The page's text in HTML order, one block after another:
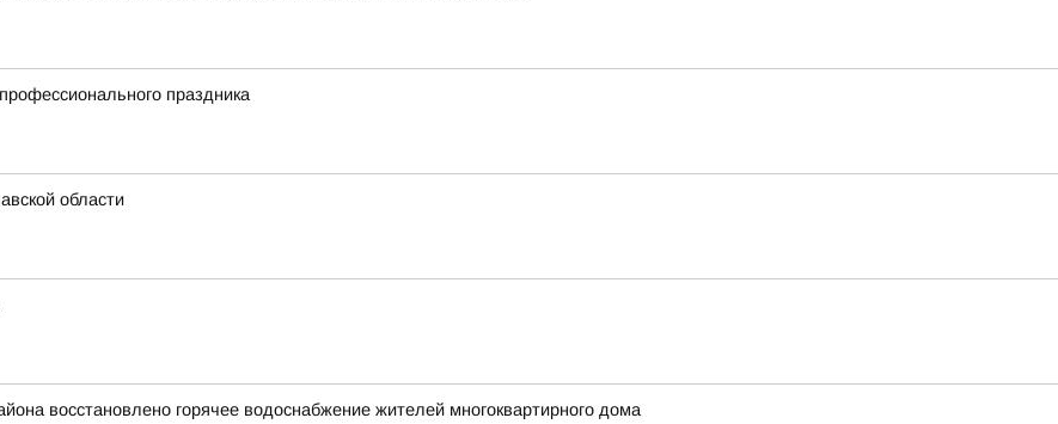
праздника
области
восстановлено горячее водоснабжение жителей многоквартирного дома